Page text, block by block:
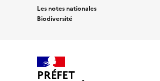
Les notes nationales
Biodiversité
PRÉFET